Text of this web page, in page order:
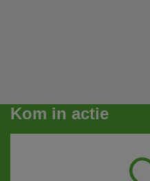
Kom in actie